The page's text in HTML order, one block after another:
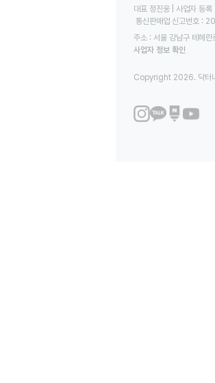
대표 정진웅 | 사업자
통신판매업 신고번호
주소 : 서울 강남구 테헤
사업자 정보 확인
Copyright 2026. 닥터